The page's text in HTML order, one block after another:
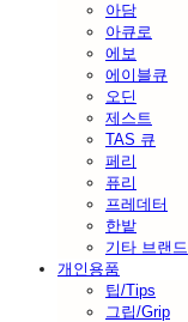
아담
아큐로
에보
에이블큐
오딘
제스트
TAS 큐
페리
퓨리
프레데터
한밭
기타 브랜드
개인용품
팁/Tips
그립/Grip